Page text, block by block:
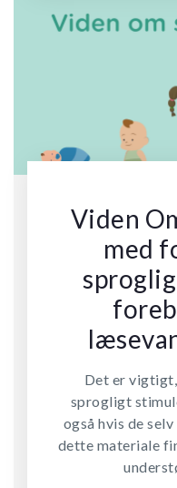
Viden
med
Det er
sprogligt
også hvis de
dette materiale